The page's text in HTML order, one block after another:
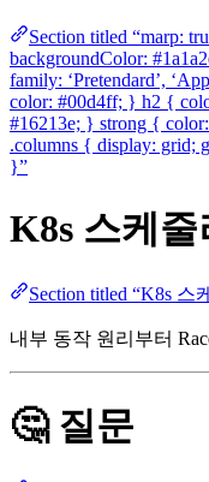
Section titled “marp:
backgroundColor:
family: ‘Pretendard’,
color: #00d4ff; } h2 {
#16213e; } strong {
.columns { display: grid;
}”
K8s 스케줄
Section titled “K8s 스
내부 동작 원리부터
🤔 질문